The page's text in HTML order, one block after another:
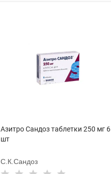
Азитро Сандоз таблетки 250 мг 6
шт
С.К.Сандоз